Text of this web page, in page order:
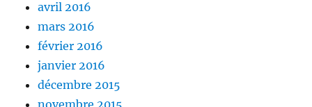
avril 2016
mars 2016
février 2016
janvier 2016
décembre 2015